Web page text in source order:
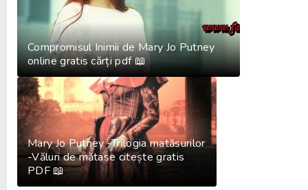
Compromisul Inimii de Mary Jo Putney
online gratis cărți pdf 📖
Mary Jo Putney -Trilogia matăsurilor
-Văluri de mătase citește gratis
PDF 📖